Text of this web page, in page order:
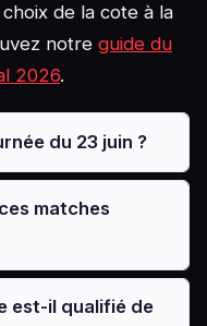
de la cote à la
notre guide du
2026.
du 23 juin ?
matches
est-il qualifié de